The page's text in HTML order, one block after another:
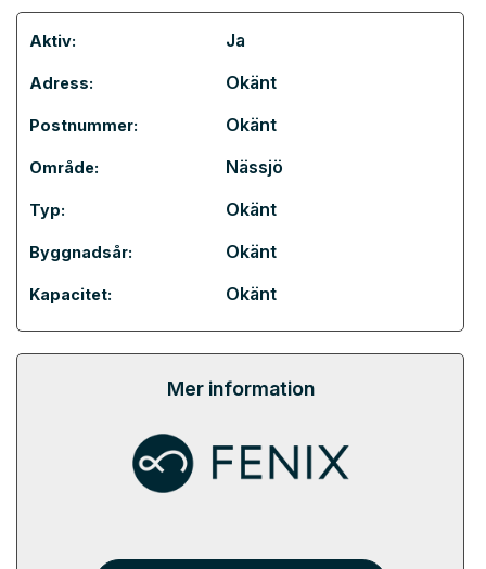
Aktiv: Ja
Adress: Okänt
Postnummer: Okänt
Område: Nässjö
Typ: Okänt
Byggnadsår: Okänt
Kapacitet: Okänt
Mer information